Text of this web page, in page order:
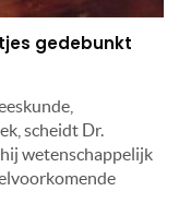
gedebunkt
scheidt Dr.
wetenschappelijk